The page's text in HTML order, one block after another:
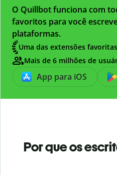
O Quillbot funciona com
favoritos para você
plataformas.
Uma das extensões
Mais de 6 milhões de
App para iOS
Por que os